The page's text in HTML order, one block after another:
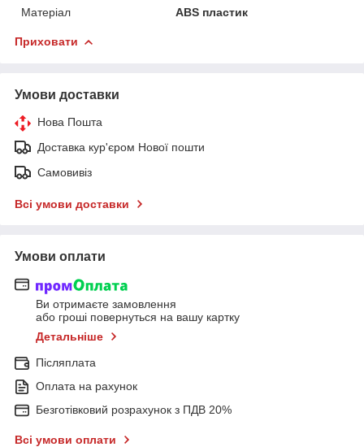
Матеріал
ABS пластик
Приховати
Умови доставки
Нова Пошта
Доставка кур'єром Нової пошти
Самовивіз
Всі умови доставки
Умови оплати
Ви отримаєте замовлення
або гроші повернуться на вашу картку
Детальніше
Післяплата
Оплата на рахунок
Безготівковий розрахунок з ПДВ 20%
Всі умови оплати